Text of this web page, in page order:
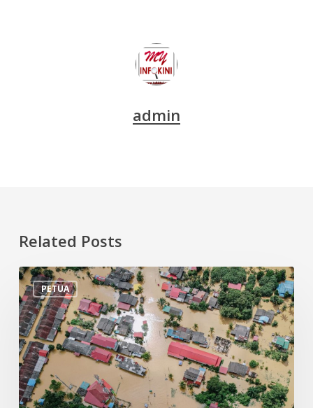
admin
Related Posts
PETUA
Tips
Persiapan
Menghadapi
Banjir